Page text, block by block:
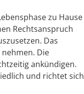
zu Hause
Rechtsanspruch
Das
Die
ankündigen.
und richtet sich